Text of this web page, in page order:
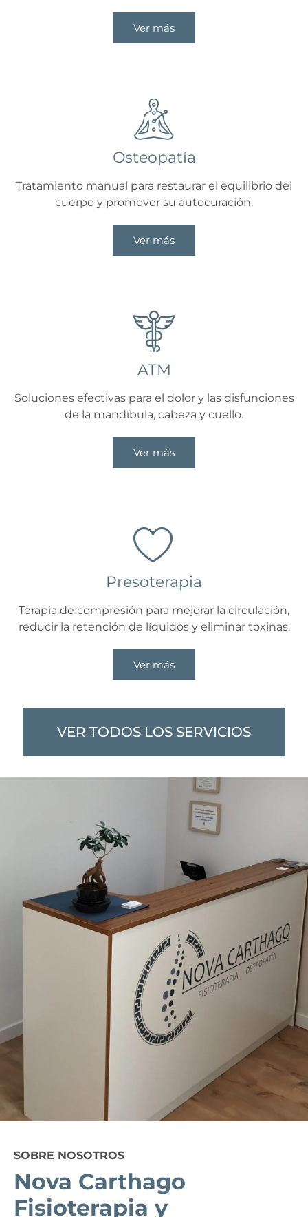
Ver más
Osteopatía
Tratamiento manual para restaurar el equilibrio del
cuerpo y promover su autocuración.
Ver más
ATM
Soluciones efectivas para el dolor y las disfunciones
de la mandíbula, cabeza y cuello.
Ver más
Presoterapia
Terapia de compresión para mejorar la circulación,
reducir la retención de líquidos y eliminar toxinas.
Ver más
VER TODOS LOS SERVICIOS
SOBRE NOSOTROS
Nova Carthago
Fisioterapia y